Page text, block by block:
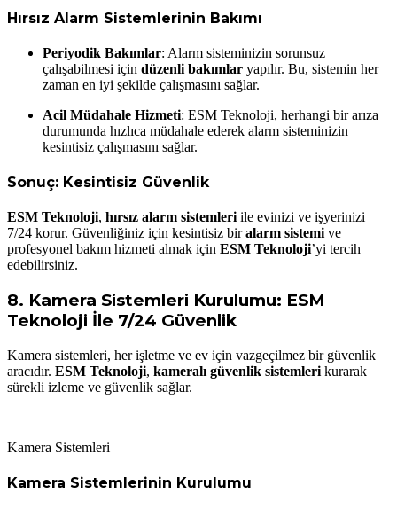
Hırsız Alarm Sistemlerinin Bakımı
Periyodik Bakımlar: Alarm sisteminizin sorunsuz
çalışabilmesi için düzenli bakımlar yapılır. Bu, sistemin her
zaman en iyi şekilde çalışmasını sağlar.
Acil Müdahale Hizmeti: ESM Teknoloji, herhangi bir arıza
durumunda hızlıca müdahale ederek alarm sisteminizin
kesintisiz çalışmasını sağlar.
Sonuç: Kesintisiz Güvenlik
ESM Teknoloji, hırsız alarm sistemleriile evinizi ve işyerinizi
7/24 korur. Güvenliğiniz için kesintisiz biralarm sistemive
profesyonel bakım hizmeti almak için ESM Teknoloji’yi tercih
edebilirsiniz.
8. Kamera Sistemleri Kurulumu: ESM
Teknoloji İle 7/24 Güvenlik
Kamera sistemleri, her işletme ve ev için vazgeçilmez bir güvenlik
aracıdır. ESM Teknoloji, kameralı güvenlik sistemleri kurarak
sürekli izleme ve güvenlik sağlar.
Kamera Sistemleri
Kamera Sistemlerinin Kurulumu